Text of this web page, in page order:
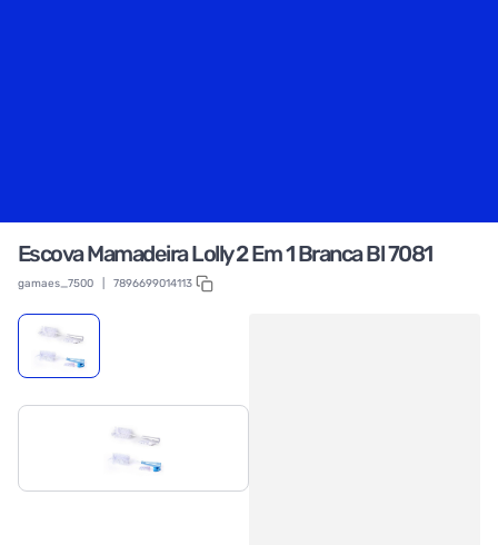
Escova Mamadeira Lolly 2 Em 1 Branca Bl 7081
gamaes_7500 7896699014113